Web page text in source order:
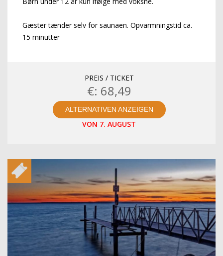
Gæster tænder selv for saunaen. Opvarmningstid ca.
15 minutter
PREIS / TICKET
€: 68,49
ALTERNATIVEN ANZEIGEN
VON 7. AUGUST